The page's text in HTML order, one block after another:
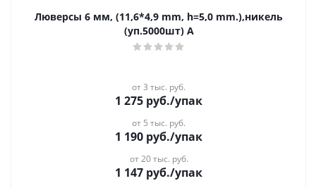
Люверсы 6 мм, (11,6*4,9 mm, h=5,0 mm.),никель
(уп.5000шт) А
от 3 тыс. руб.
1 275 руб./упак
от 5 тыс. руб.
1 190 руб./упак
от 20 тыс. руб.
1 147 руб./упак